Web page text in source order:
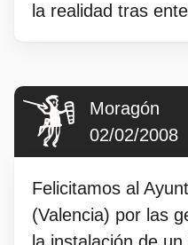
la realidad tras
Moragón
02/02/2008
Felicitamos al
(Valencia) por las